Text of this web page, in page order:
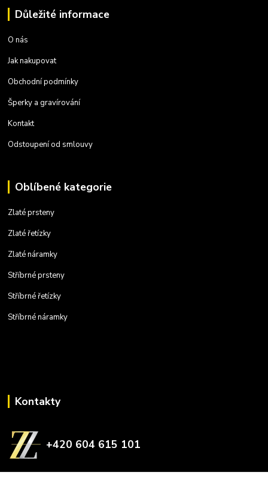
Důležité informace
O nás
Jak nakupovat
Obchodní podmínky
Šperky a gravírování
Kontakt
Odstoupení od smlouvy
Oblíbené kategorie
Zlaté prsteny
Zlaté řetízky
Zlaté náramky
Stříbrné prsteny
Stříbrné řetízky
Stříbrné náramky
Kontakty
+420 604 615 101